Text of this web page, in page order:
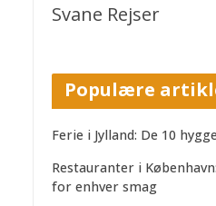
Svane Rejser
Populære
Ferie i Jylland: De 10
Restauranter i
for enhver smag